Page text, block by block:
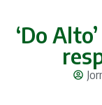
‘Do